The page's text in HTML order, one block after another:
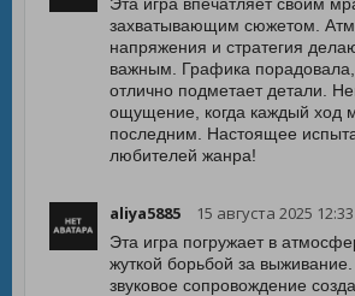
захватывающим сюжетом.
напряжения и стратегия
важным. Графика
отлично подметает детали.
ощущение, когда каждый ход
последним. Настоящее
любителей жанра!
aliya5885 15 августа 2025 12:33
Эта игра погружает в
жуткой борьбой за
звуковое сопровождение